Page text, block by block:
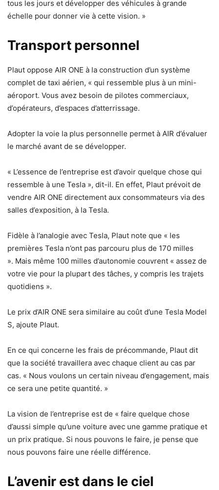
tous les jours et développer des véhicules à grande
échelle pour donner vie à cette vision. »
Transport personnel
Plaut oppose AIR ONE à la construction d’un système
complet de taxi aérien, « qui ressemble plus à un mini-
aéroport. Vous avez besoin de pilotes commerciaux,
d’opérateurs, d’espaces d’atterrissage.
Adopter la voie la plus personnelle permet à AIR d’évaluer
le marché avant de se développer.
« L’essence de l’entreprise est d’avoir quelque chose qui
ressemble à une Tesla », dit-il. En effet, Plaut prévoit de
vendre AIR ONE directement aux consommateurs via des
salles d’exposition, à la Tesla.
Fidèle à l’analogie avec Tesla, Plaut note que « les
premières Tesla n’ont pas parcouru plus de 170 milles
». Mais même 100 milles d’autonomie couvrent « assez de
votre vie pour la plupart des tâches, y compris les trajets
quotidiens ».
Le prix d’AIR ONE sera similaire au coût d’une Tesla Model
S, ajoute Plaut.
En ce qui concerne les frais de précommande, Plaut dit
que la société travaillera avec chaque client au cas par
cas. « Nous voulons un certain niveau d’engagement, mais
ce sera une petite quantité. »
La vision de l’entreprise est de « faire quelque chose
d’aussi simple qu’une voiture avec une gamme pratique et
un prix pratique. Si nous pouvons le faire, je pense que
nous pouvons faire une réelle différence.
L’avenir est dans le ciel